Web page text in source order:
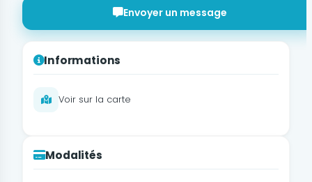
Envoyer un message
Informations
Voir sur la carte
Modalités